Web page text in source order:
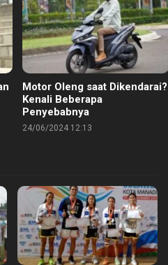
Motor Oleng saat Dikendarai?
Kenali Beberapa
Penyebabnya
24/06/2024 12:13